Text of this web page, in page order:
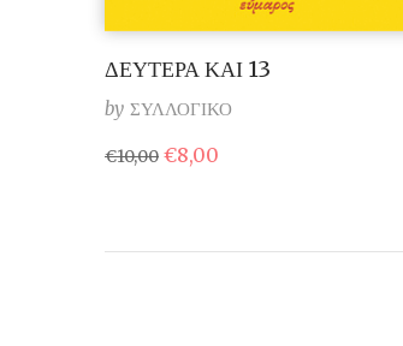
ΔΕΥΤΕΡΑ ΚΑΙ 13
by ΣΥΛΛΟΓΙΚΟ
€10,00 Original
price
€8,00